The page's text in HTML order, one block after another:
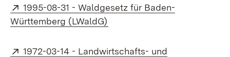
Extern:
1995-08-31 - Waldgesetz für Baden-
Württemberg (LWaldG)
Extern:
1972-03-14 - Landwirtschafts- und